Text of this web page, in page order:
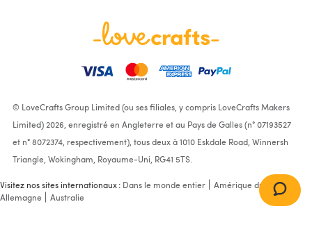
© LoveCrafts Group Limited (ou ses filiales, y compris LoveCrafts Makers
Limited) 2026, enregistré en Angleterre et au Pays de Galles (n° 07193527
et n° 8072374, respectivement), tous deux à 1010 Eskdale Road, Winnersh
Triangle, Wokingham, Royaume-Uni, RG41 5TS.
Visitez nos sites internationaux : Dans le monde entier
Amérique du Nord
Allemagne
Australie